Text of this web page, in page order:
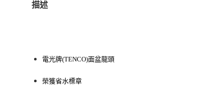
描述
電光牌(TENCO)面盆龍頭
榮獲省水標章